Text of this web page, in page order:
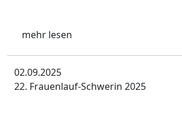
mehr lesen
02.09.2025
22. Frauenlauf-Schwerin 2025